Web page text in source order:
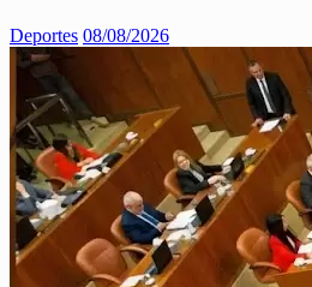
Deportes 08/08/2026